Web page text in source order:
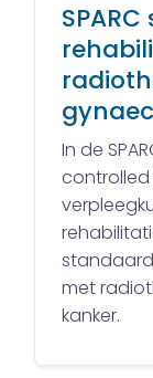
In de
met
kanker.